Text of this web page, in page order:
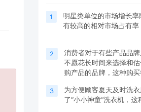
1
明星类单位的市场增长
有较高的相对市场占有率
2
消费者对于有些产品品
不愿花长时间来选择和
购产品的品牌，这种
3
为方便顾客夏天及时洗
了“小小神童”洗衣机